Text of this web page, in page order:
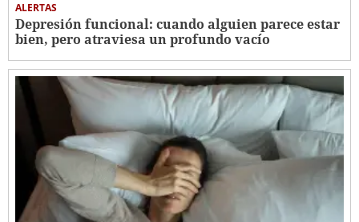
ALERTAS
Depresión funcional: cuando alguien parece estar
bien, pero atraviesa un profundo vacío